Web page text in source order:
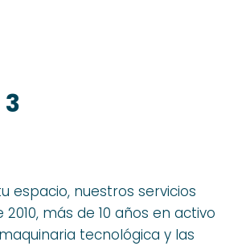
espacio, nuestros servicios
más de 10 años en activo
tecnológica y las